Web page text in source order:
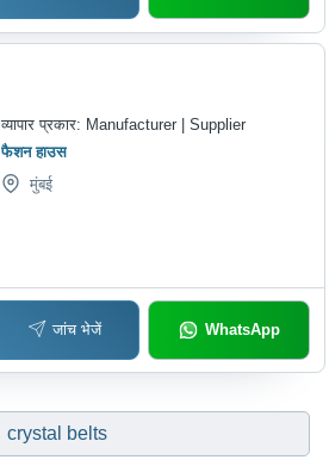
व्यापार प्रकार: Manufacturer | Supplier
फैशन हाउस
मुंबई
जांच भेजें WhatsApp
crystal belts